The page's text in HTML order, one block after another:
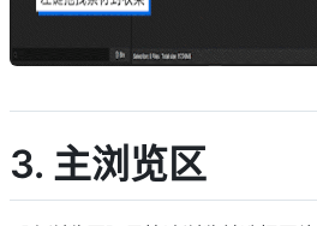
descript
3. 主浏览区